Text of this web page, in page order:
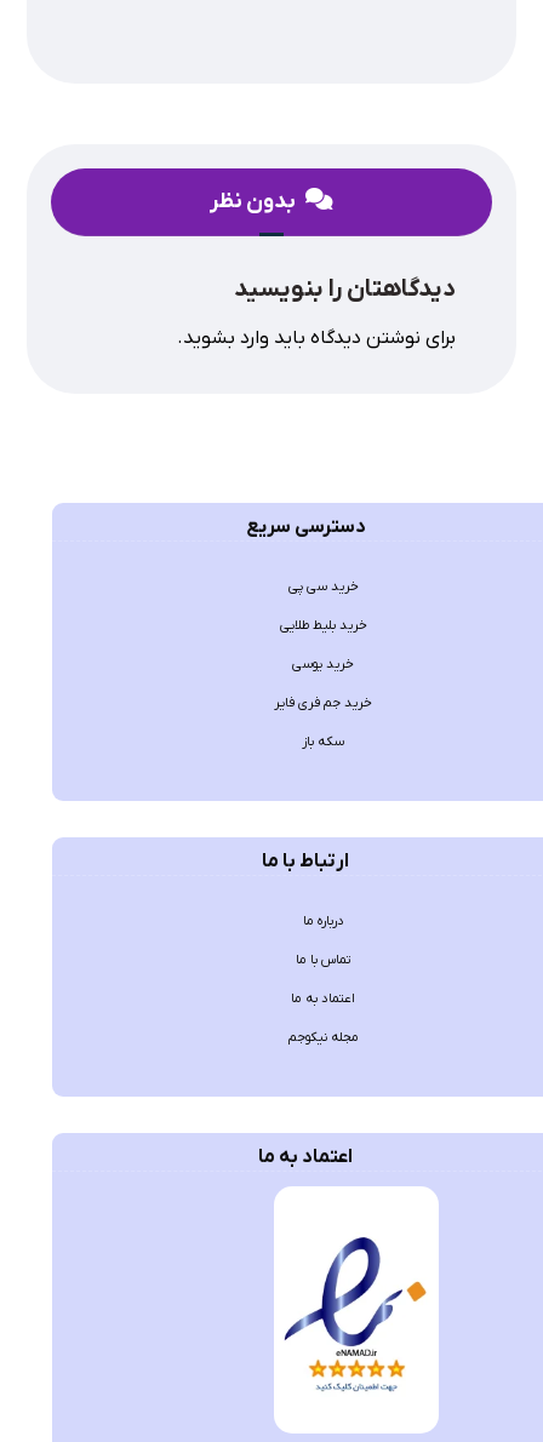
بدون نظر
دیدگاهتان را بنویسید
برای نوشتن دیدگاه باید وارد بشوید.
دسترسی سریع
خرید سی پی
خرید بلیط طلایی
خرید یوسی
خرید جم فری فایر
سکه باز
ارتباط با ما
درباره ما
تماس با ما
اعتماد به ما
مجله نیکوجم
اعتماد به ما